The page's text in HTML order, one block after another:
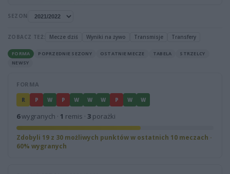
SEZON
ZOBACZ TEŻ: Mecze dziś Wyniki na żywo Transmisje Transfery
FORMA POPRZEDNIE SEZONY OSTATNIE MECZE TABELA
STRZELCY
NEWSY
FORMA
R P W P W W W P W W
6wygranych · 1 remis · 3 porażki
Zdobyli 19 z 30 możliwych punktów w ostatnich 10 meczach ·
60% wygranych